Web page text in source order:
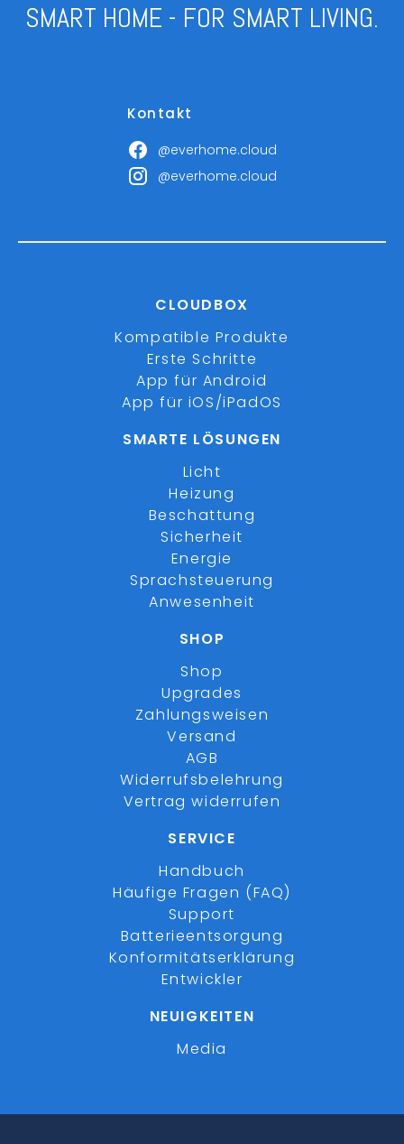
SMART HOME - FOR SMART LIVING.
Kontakt
@everhome.cloud
@everhome.cloud
CLOUDBOX
Kompatible Produkte
Erste Schritte
App für Android
App für iOS/iPadOS
SMARTE LÖSUNGEN
Licht
Heizung
Beschattung
Sicherheit
Energie
Sprachsteuerung
Anwesenheit
SHOP
Shop
Upgrades
Zahlungsweisen
Versand
AGB
Widerrufsbelehrung
Vertrag widerrufen
SERVICE
Handbuch
Häufige Fragen (FAQ)
Support
Batterieentsorgung
Konformitätserklärung
Entwickler
NEUIGKEITEN
Media